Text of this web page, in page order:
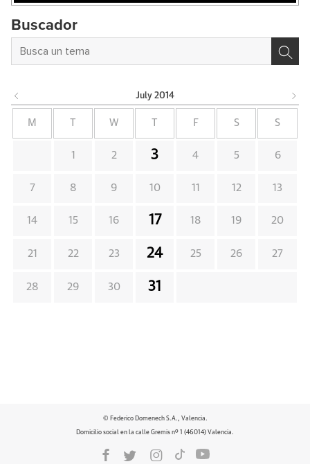
Buscador
July 2014
M W F S S
1 2 3 4 5 6
7 8 9 10 11 12 13
14 15 16 17 18 19 20
21 22 23 24 25 26 27
28 29 30 31
© Federico Domenech S.A., Valencia.
Domicilio social en la calle Gremis nº 1 (46014) Valencia.